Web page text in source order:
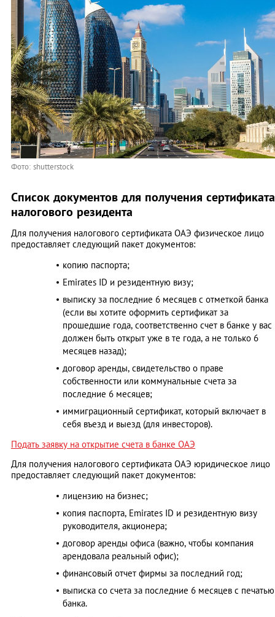
Фото: shutterstock
Список документов для получения сертификата
налогового резидента
Для получения налогового сертификата ОАЭ физическое лицо
предоставляет следующий пакет документов:
копию паспорта;
Emirates ID и резидентную визу;
выписку за последние 6 месяцев с отметкой банка
(если вы хотите оформить сертификат за
прошедшие года, соответственно счет в банке у вас
должен быть открыт уже в те года, а не только 6
месяцев назад);
договор аренды, свидетельство о праве
собственности или коммунальные счета за
последние 6 месяцев;
иммиграционный сертификат, который включает в
себя въезд и выезд (для инвесторов).
Подать заявку на открытие счета в банке ОАЭ
Для получения налогового сертификата ОАЭ юридическое лицо
предоставляет следующий пакет документов:
лицензию на бизнес;
копия паспорта, Emirates ID и резидентную визу
руководителя, акционера;
договор аренды офиса (важно, чтобы компания
арендовала реальный офис);
финансовый отчет фирмы за последний год;
выписка со счета за последние 6 месяцев с печатью
банка.